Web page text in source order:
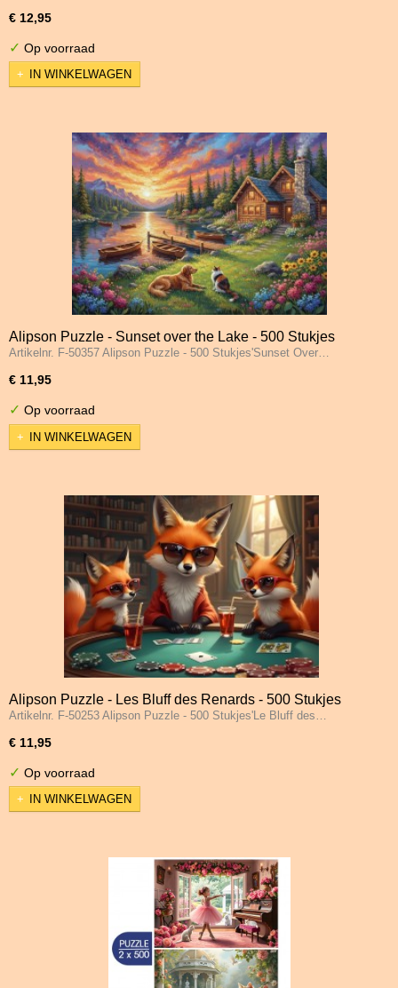
€ 12,95
✓ Op voorraad
IN WINKELWAGEN
Alipson Puzzle - Sunset over the Lake - 500 Stukjes
Artikelnr. F-50357 Alipson Puzzle - 500 Stukjes'Sunset Over…
€ 11,95
✓ Op voorraad
IN WINKELWAGEN
Alipson Puzzle - Les Bluff des Renards - 500 Stukjes
Artikelnr. F-50253 Alipson Puzzle - 500 Stukjes'Le Bluff des…
€ 11,95
✓ Op voorraad
IN WINKELWAGEN